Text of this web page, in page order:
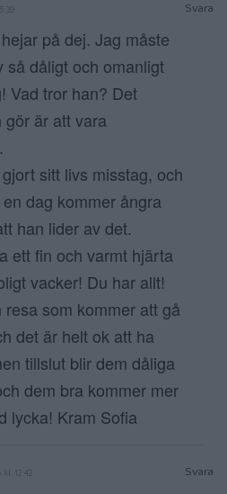
Svara
på dej. Jag måste
så dåligt och omanligt
Vad tror han? Det
är att vara
sitt livs misstag, och
dag kommer ångra
han lider av det.
ett fin och varmt hjärta
vacker! Du har allt!
resa som kommer att gå
det är helt ok att ha
tillslut blir dem dåliga
dem bra kommer mer
lycka! Kram Sofia
Svara
12:42